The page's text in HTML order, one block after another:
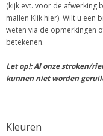
(kijk evt. voor de afwerking
mallen Klik hier). Wilt u een
weten via de opmerkingen
betekenen.
Let op!: Al onze stroken/
kunnen niet worden
Kleuren